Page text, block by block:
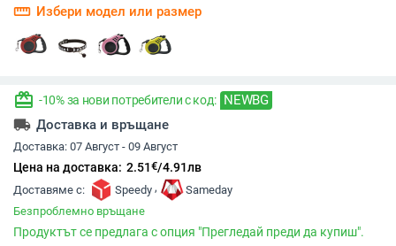
straighten Избери модел или размер
redeem -10% за нови потребители с код: NEWBG
local_shipping Доставка и връщане
Доставка: 07 Август - 09 Август
Цена на доставка: 2.51€/4.91лв
Доставяме с: Speedy ,
Sameday
Безпроблемно връщане
Продуктът се предлага с опция "Прегледай преди да купиш".